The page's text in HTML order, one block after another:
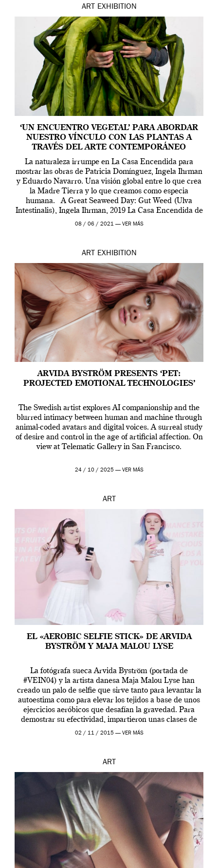
ART EXHIBITION
‘UN ENCUENTRO VEGETAL’ PARA ABORDAR
NUESTRO VÍNCULO CON LAS PLANTAS A
TRAVÉS DEL ARTE CONTEMPORÁNEO
La naturaleza irrumpe en La Casa Encendida para
mostrar las obras de Patricia Domínguez, Ingela Ihrman
y Eduardo Navarro. Una visión global entre lo que crea
la Madre Tierra y lo que creamos como especia
humana. A Great Seaweed Day: Gut Weed (Ulva
Intestinalis), Ingela Ihrman, 2019 La Casa Encendida de
Madrid y la Wellcome […]
08 / 06 / 2021 — VER MÁS
ART EXHIBITION
ARVIDA BYSTRÖM PRESENTS ‘PET:
PROJECTED EMOTIONAL TECHNOLOGIES’
The Swedish artist explores AI companionship and the
blurred intimacy between human and machine through
animal-coded avatars and digital voices. A surreal study
of desire and control in the age of artificial affection. On
view at Telematic Gallery in San Francisco.
24 / 10 / 2025 — VER MÁS
ART
EL «AEROBIC SELFIE STICK» DE ARVIDA
BYSTRÖM Y MAJA MALOU LYSE
La fotógrafa sueca Arvida Byström (portada de
#VEIN04) y la artista danesa Maja Malou Lyse han
creado un palo de selfie que sirve tanto para levantar la
autoestima como para elevar los tejidos a base de unos
ejercicios aeróbicos que desafían la gravedad. Para
demostrar su efectividad, impartieron unas clases de
prueba en el Tate […]
02 / 11 / 2015 — VER MÁS
ART